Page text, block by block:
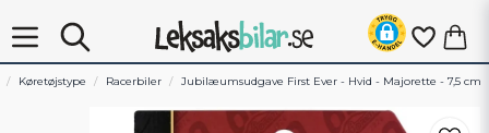
Køretøjstype Racerbiler Jubilæumsudgave First Ever - Hvid - Majorette - 7,5 cm